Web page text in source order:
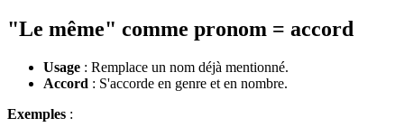
"Le même" comme pronom = accord
Usage : Remplace un nom déjà mentionné.
Accord : S'accorde en genre et en nombre.
Exemples :